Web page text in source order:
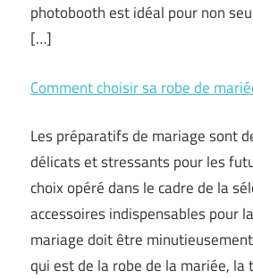
photobooth est idéal pour non
[…]
Comment choisir sa robe de
Les préparatifs de mariage sont
délicats et stressants pour les
choix opéré dans le cadre de la
accessoires indispensables pour
mariage doit être
qui est de la robe de la mariée, la